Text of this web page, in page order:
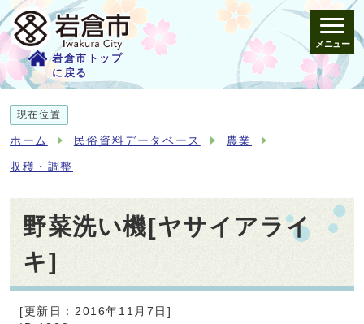
岩倉市トップ
に戻る
メニュー
現在位置
ホーム 民俗資料データベース 農業
収穫・調整
野菜洗い機[ヤサイアライ
キ]
[更新日：2016年11月7日]